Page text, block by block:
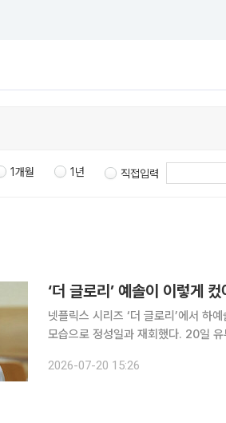
1개월 1년 직접입력
‘더 글로리’ 예솔이 이렇게
넷플릭스 시리즈 ‘더 글로리’에서 하
모습으로 정성일과 재회했다. 20일 유튜브 채널 ‘빠더너스’에 따르면 오지율은 12일 공개된 콘텐츠
여정은 “13살 조카와 친해지고 싶다”
2026-07-20 15:26